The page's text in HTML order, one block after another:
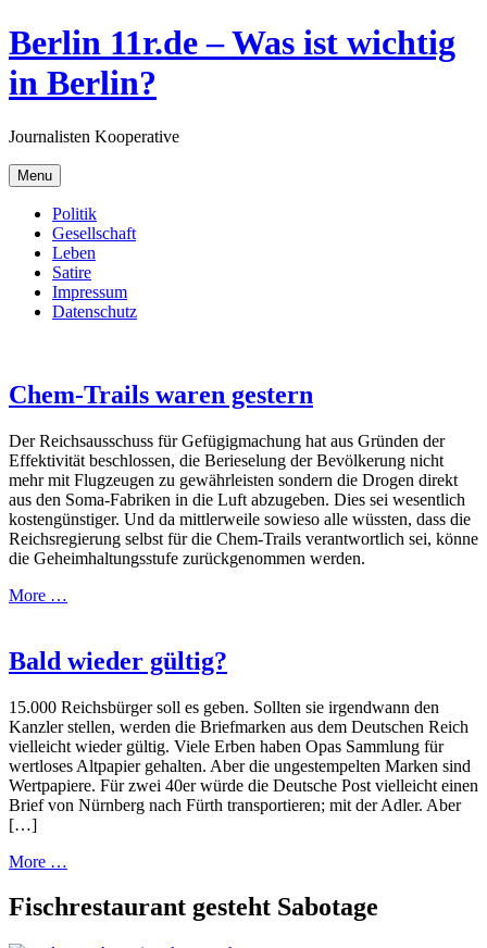
Skip
to
content
Berlin 11r.de – Was ist wichtig
in Berlin?
Journalisten Kooperative
Menu
Politik
Gesellschaft
Leben
Satire
Impressum
Datenschutz
Chem-Trails waren gestern
Der Reichsausschuss für Gefügigmachung hat aus Gründen der
Effektivität beschlossen, die Berieselung der Bevölkerung nicht
mehr mit Flugzeugen zu gewährleisten sondern die Drogen direkt
aus den Soma-Fabriken in die Luft abzugeben. Dies sei wesentlich
kostengünstiger. Und da mittlerweile sowieso alle wüssten, dass die
Reichsregierung selbst für die Chem-Trails verantwortlich sei, könne
die Geheimhaltungsstufe zurückgenommen werden.
More …
Bald wieder gültig?
15.000 Reichsbürger soll es geben. Sollten sie irgendwann den
Kanzler stellen, werden die Briefmarken aus dem Deutschen Reich
vielleicht wieder gültig. Viele Erben haben Opas Sammlung für
wertloses Altpapier gehalten. Aber die ungestempelten Marken sind
Wertpapiere. Für zwei 40er würde die Deutsche Post vielleicht einen
Brief von Nürnberg nach Fürth transportieren; mit der Adler. Aber
[…]
More …
Fischrestaurant gesteht Sabotage